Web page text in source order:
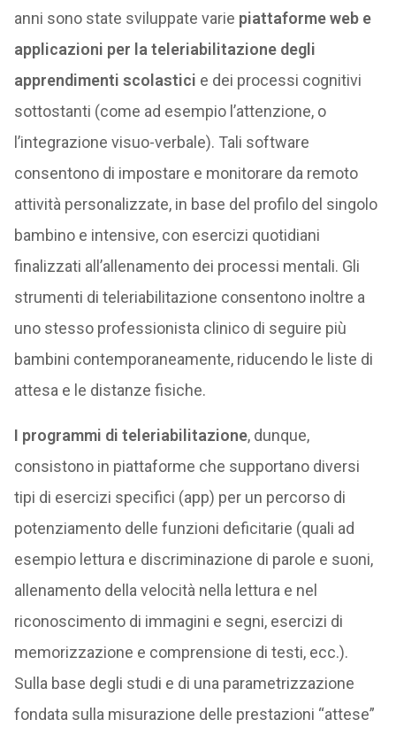
anni sono state sviluppate varie piattaforme web e
applicazioni per la teleriabilitazione degli
apprendimenti scolastici e dei processi cognitivi
sottostanti (come ad esempio l’attenzione, o
l’integrazione visuo-verbale). Tali software
consentono di impostare e monitorare da remoto
attività personalizzate, in base del profilo del singolo
bambino e intensive, con esercizi quotidiani
finalizzati all’allenamento dei processi mentali. Gli
strumenti di teleriabilitazione consentono inoltre a
uno stesso professionista clinico di seguire più
bambini contemporaneamente, riducendo le liste di
attesa e le distanze fisiche.
I programmi di teleriabilitazione, dunque,
consistono in piattaforme che supportano diversi
tipi di esercizi specifici (app) per un percorso di
potenziamento delle funzioni deficitarie (quali ad
esempio lettura e discriminazione di parole e suoni,
allenamento della velocità nella lettura e nel
riconoscimento di immagini e segni, esercizi di
memorizzazione e comprensione di testi, ecc.).
Sulla base degli studi e di una parametrizzazione
fondata sulla misurazione delle prestazioni “attese”